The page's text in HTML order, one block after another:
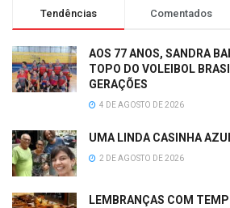
Tendências Comentados
AOS 77 ANOS, SANDRA
TOPO DO VOLEIBOL
GERAÇÕES
4 DE AGOSTO DE 2026
UMA LINDA CASINHA
2 DE AGOSTO DE 2026
LEMBRANÇAS COM